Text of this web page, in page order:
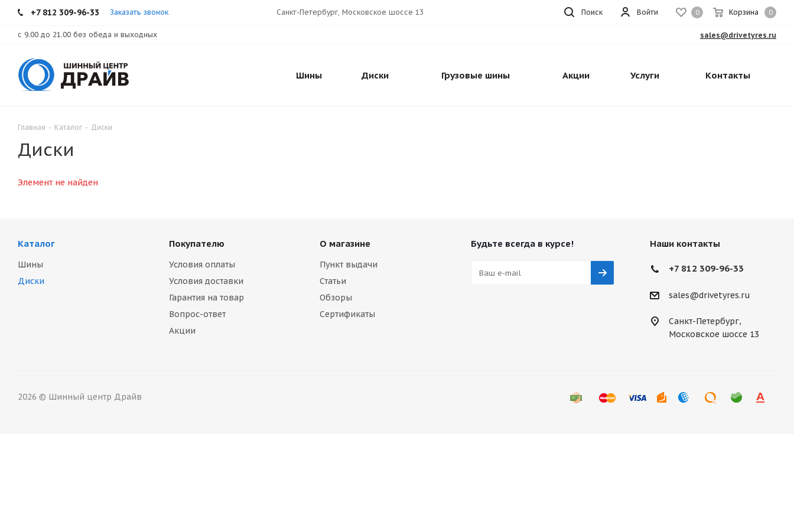
+7 812 309-96-33 Заказать звонок 0 Корзина 0
Войти
Санкт-Петербург, Московское шоссе 13 Поиск
с 9.00 до 21.00 без обеда и выходных sales@drivetyres.ru
Шины Диски Грузовые шины Акции Услуги Контакты
Главная - Каталог - Диски
Диски
Элемент не найден
Каталог
Шины
Диски
Покупателю
Условия оплаты
Условия доставки
Гарантия на товар
Вопрос-ответ
Акции
О магазине
Пункт выдачи
Статьи
Обзоры
Сертификаты
Будьте всегда в курсе! Наши контакты
+7 812 309-96-33
sales@drivetyres.ru
Санкт-Петербург,
Московское шоссе 13
2026 © Шинный центр Драйв